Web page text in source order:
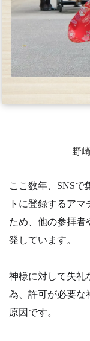
野
ここ数年、SNSで
トに登録するア
ため、他の参拝者
発しています。
神様に対して失礼
為、許可が必要な
原因です。